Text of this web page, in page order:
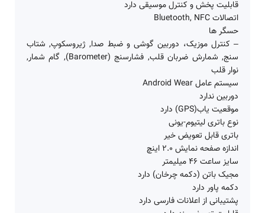
قابلیت پخش و کنترل موسیقی دارد
اتصالات Bluetooth, NFC
حسگر ها
– کنترل موزیک، دوربین گوشی و ضبط صدا, ژیروسکوپ, شتاب
سنج, شمارش ضربان قلب, فشارسنج (Barometer), گام شمار,
نوار قلب
سیستم عامل Android Wear
دوربین ندارد
موقعیت یاب(GPS) دارد
نوع باتری لیتیوم-یونی
باتری قابل تعویض خیر
اندازه صفحه نمایش 2.0 اینچ
سایز ساعت 46 میلیمتر
مجیک باتن (دکمه چرخان) دارد
دکمه پاور دارد
پشتیبانی از اعلانات فارسی دارد